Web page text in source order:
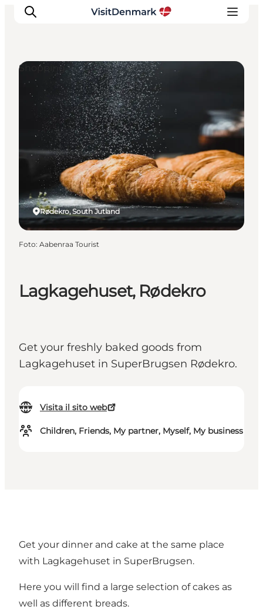
Ispirazioni
Dove andare
Cosa fare
Dove dormire
Pianifica il viaggio
Lagkagehuset, Rødekro
Get your freshly baked goods from
Lagkagehuset in SuperBrugsen Rødekro.
Visita il sito web
Children, Friends, My partner, Myself, My business
Rødekro, South Jutland
Shopping
Foto: Aabenraa Tourist
Get your dinner and cake at the same place
with Lagkagehuset in SuperBrugsen.
Here you will find a large selection of cakes as
well as different breads.